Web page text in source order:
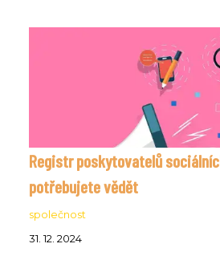
Registr poskytovatelů
potřebujete vědět
společnost
31. 12. 2024